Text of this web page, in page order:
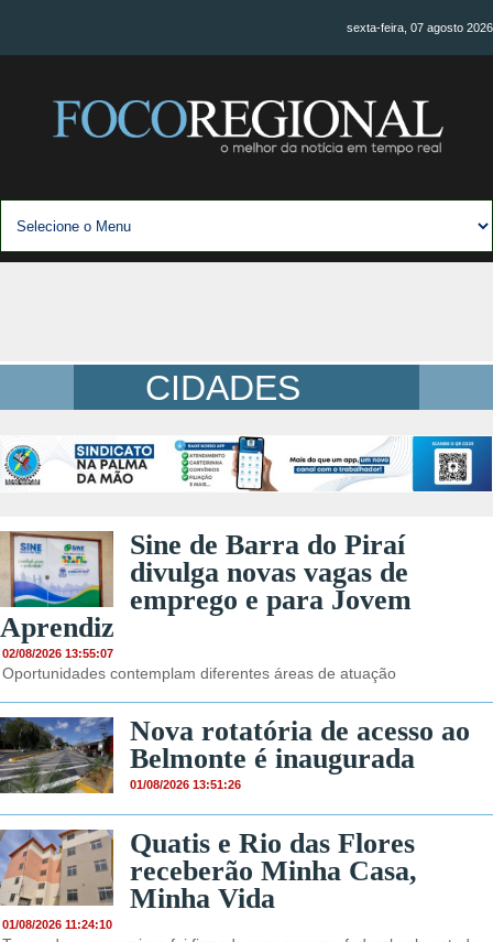
sexta-feira, 07 agosto 2026
CIDADES
Sine de Barra do Piraí
divulga novas vagas de
emprego e para Jovem
Aprendiz
02/08/2026 13:55:07
Oportunidades contemplam diferentes áreas de atuação
Nova rotatória de acesso ao
Belmonte é inaugurada
01/08/2026 13:51:26
Quatis e Rio das Flores
receberão Minha Casa,
Minha Vida
01/08/2026 11:24:10